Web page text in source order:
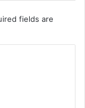
fields are